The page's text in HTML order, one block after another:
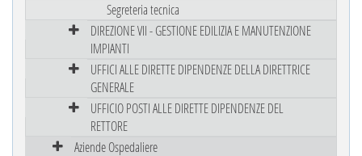
Segreteria tecnica
DIREZIONE VII - GESTIONE EDILIZIA E MANUTENZIONE
IMPIANTI
UFFICI ALLE DIRETTE DIPENDENZE DELLA DIRETTRICE
GENERALE
UFFICIO POSTI ALLE DIRETTE DIPENDENZE DEL
RETTORE
Aziende Ospedaliere